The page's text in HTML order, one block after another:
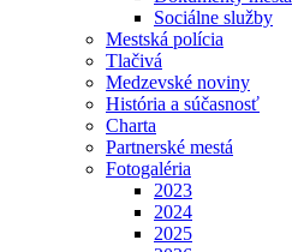
Sociálne služby
Mestská polícia
Tlačivá
Medzevské noviny
História a súčasnosť
Charta
Partnerské mestá
Fotogaléria
2023
2024
2025